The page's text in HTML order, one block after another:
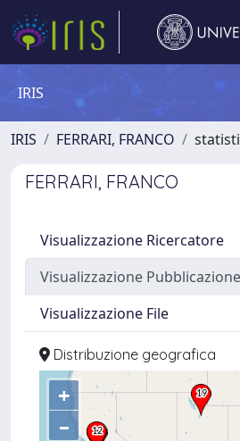
IRIS
IRIS FERRARI, FRANCO
FERRARI, FRANCO
Visualizzazione Ricercatore
Visualizzazione Pubblicazione
Visualizzazione File
Distribuzione geografica
+
–